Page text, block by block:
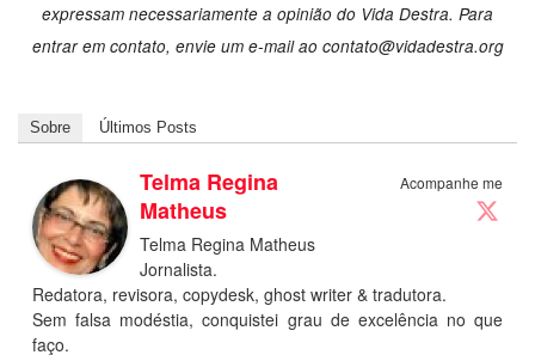
expressam necessariamente a opinião do Vida Destra. Para
entrar em contato, envie um e-mail ao contato@vidadestra.org
Sobre Últimos Posts
Acompanhe me
Telma Regina
Matheus
Telma Regina Matheus
Jornalista.
Redatora, revisora, copydesk, ghost writer & tradutora.
Sem falsa modéstia, conquistei grau de excelência no que
faço.